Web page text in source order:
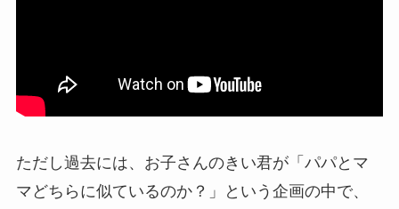
ただし過去には、お子さんのきい君が「パパとマ
マどちらに似ているのか？」という企画の中で、